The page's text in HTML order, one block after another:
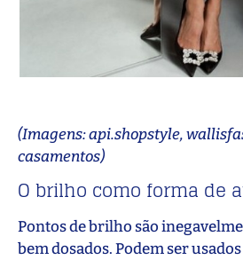
(Imagens: api.shopstyle,
casamentos)
O brilho como forma de
Pontos de brilho são
bem dosados. Podem ser